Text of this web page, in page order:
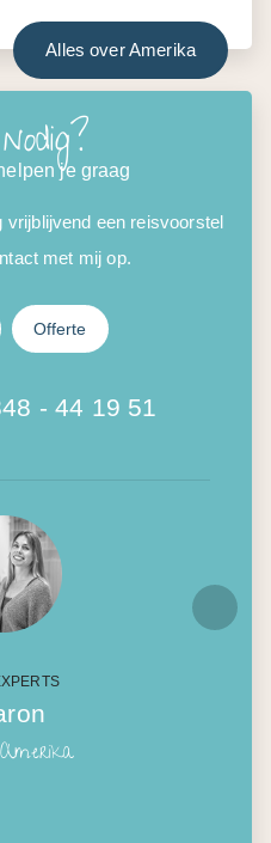
Alles over Amerika
je graag
vrijblijvend een reisvoorstel
met mij op.
Offerte
- 44 19 51